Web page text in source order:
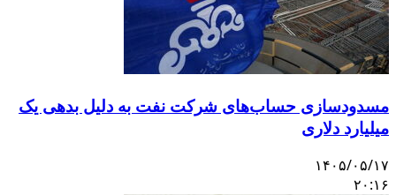
حساب‌های شرکت نفت به دلیل بدهی یک
دلاری
۰۵/۱۷